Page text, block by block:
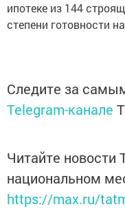
ипотеке из 144
степени готовности
Следите за
Telegram-канале
Читайте новости
национальном
https://max.ru/